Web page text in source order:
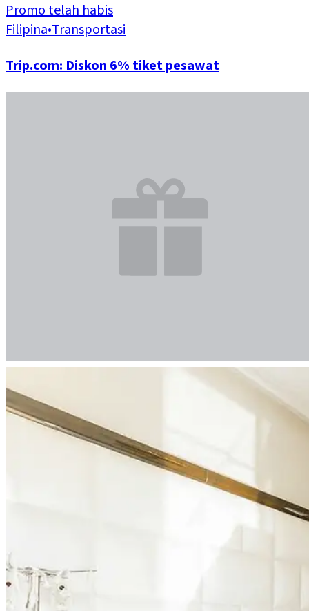
Promo telah habis
Filipina•Transportasi
Trip.com: Diskon 6% tiket pesawat